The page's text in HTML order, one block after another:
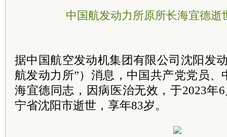
中国航发动力所原所长海宜德逝
据中国航空发动机集团有限公司沈阳发
航发动力所”）消息，中国共产党党员
海宜德同志，因病医治无效，于2023年
宁省沈阳市逝世，享年83岁。